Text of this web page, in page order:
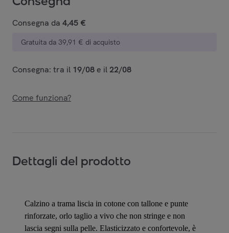
Consegna da 4,45 €
Gratuita da 39,91 € di acquisto
Consegna: tra il 19/08 e il 22/08
Come funziona?
Dettagli del prodotto
Calzino a trama liscia in cotone con tallone e punte
rinforzate, orlo taglio a vivo che non stringe e non
lascia segni sulla pelle. Elasticizzato e confortevole, è